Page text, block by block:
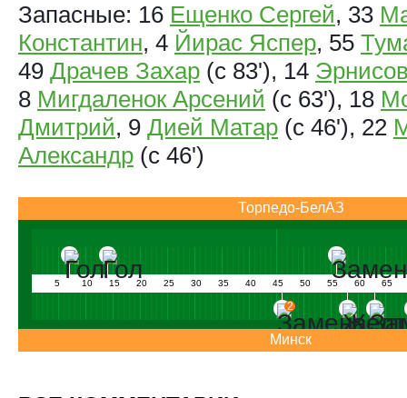
Запасные: 16 Ещенко Сергей, 33
Константин, 4 Йирас Яспер, 55
49 Драчев Захар (с 83'), 14
8 Мигдаленок Арсений (с 63'), 18
Дмитрий, 9 Дией Матар (с 46'), 22
Александр (с 46')
Торпедо-БелАЗ
5 10 15 20 25 30 35 40 45 50 55 60 65
2
Минск